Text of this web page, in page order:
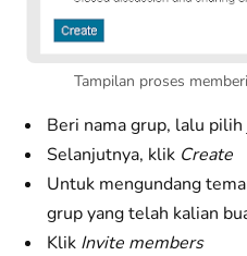
Tampilan proses
Beri nama grup, lalu
Selanjutnya, klik Create
Untuk mengundang
grup yang telah kalian
Klik Invite members